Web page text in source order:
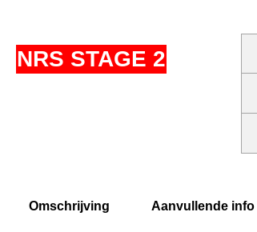
NRS STAGE 2
Omschrijving Aanvullende info